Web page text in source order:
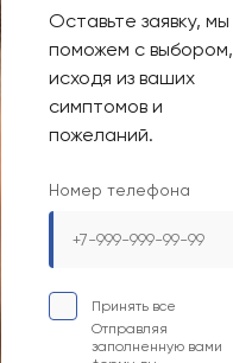
Оставьте заявку, мы
поможем с выбором,
исходя из ваших
симптомов и
пожеланий.
Номер телефона
Принять все
Отправляя
заполненную вами